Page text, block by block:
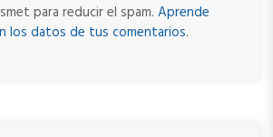
para reducir el spam. Aprende
los datos de tus comentarios.